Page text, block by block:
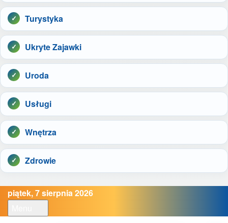
Turystyka
Ukryte Zajawki
Uroda
Usługi
Wnętrza
Zdrowie
piątek, 7 sierpnia 2026